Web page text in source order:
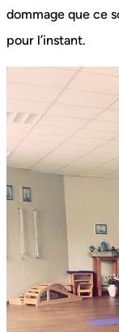
dommage que ce
pour l’instant.